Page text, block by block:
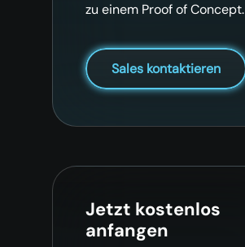
zu einem Proof of Concept.
Sales kontaktieren
Jetzt kostenlos
anfangen